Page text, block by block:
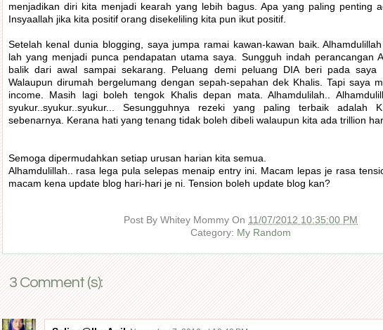
menjadikan diri kita menjadi kearah yang lebih bagus. Apa yang paling penting
Insyaallah jika kita positif orang disekeliling kita pun ikut positif.
Setelah kenal dunia blogging, saya jumpa ramai kawan-kawan baik.
lah yang menjadi punca pendapatan utama saya. Sungguh indah perancangan
balik dari awal sampai sekarang. Peluang demi peluang DIA beri pada saya
Walaupun dirumah bergelumang dengan sepah-sepahan dek Khalis. Tapi saya
income. Masih lagi boleh tengok Khalis depan mata. Alhamdulilah..
syukur..syukur..syukur... Sesungguhnya rezeki yang paling terbaik adalah
sebenarnya. Kerana hati yang tenang tidak boleh dibeli walaupun kita ada trillion
Semoga dipermudahkan setiap urusan harian kita semua.
Alhamdulillah.. rasa lega pula selepas menaip entry ini. Macam lepas je rasa
macam kena update blog hari-hari je ni. Tension boleh update blog kan?
Post By Whitey Mommy On 11/07/2012 10:35:00 PM
Category: My Random
3 Comment (s):